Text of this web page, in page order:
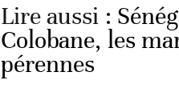
Lire aussi :
Colobane, les
pérennes